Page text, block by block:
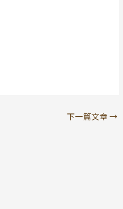
下一篇文章 →